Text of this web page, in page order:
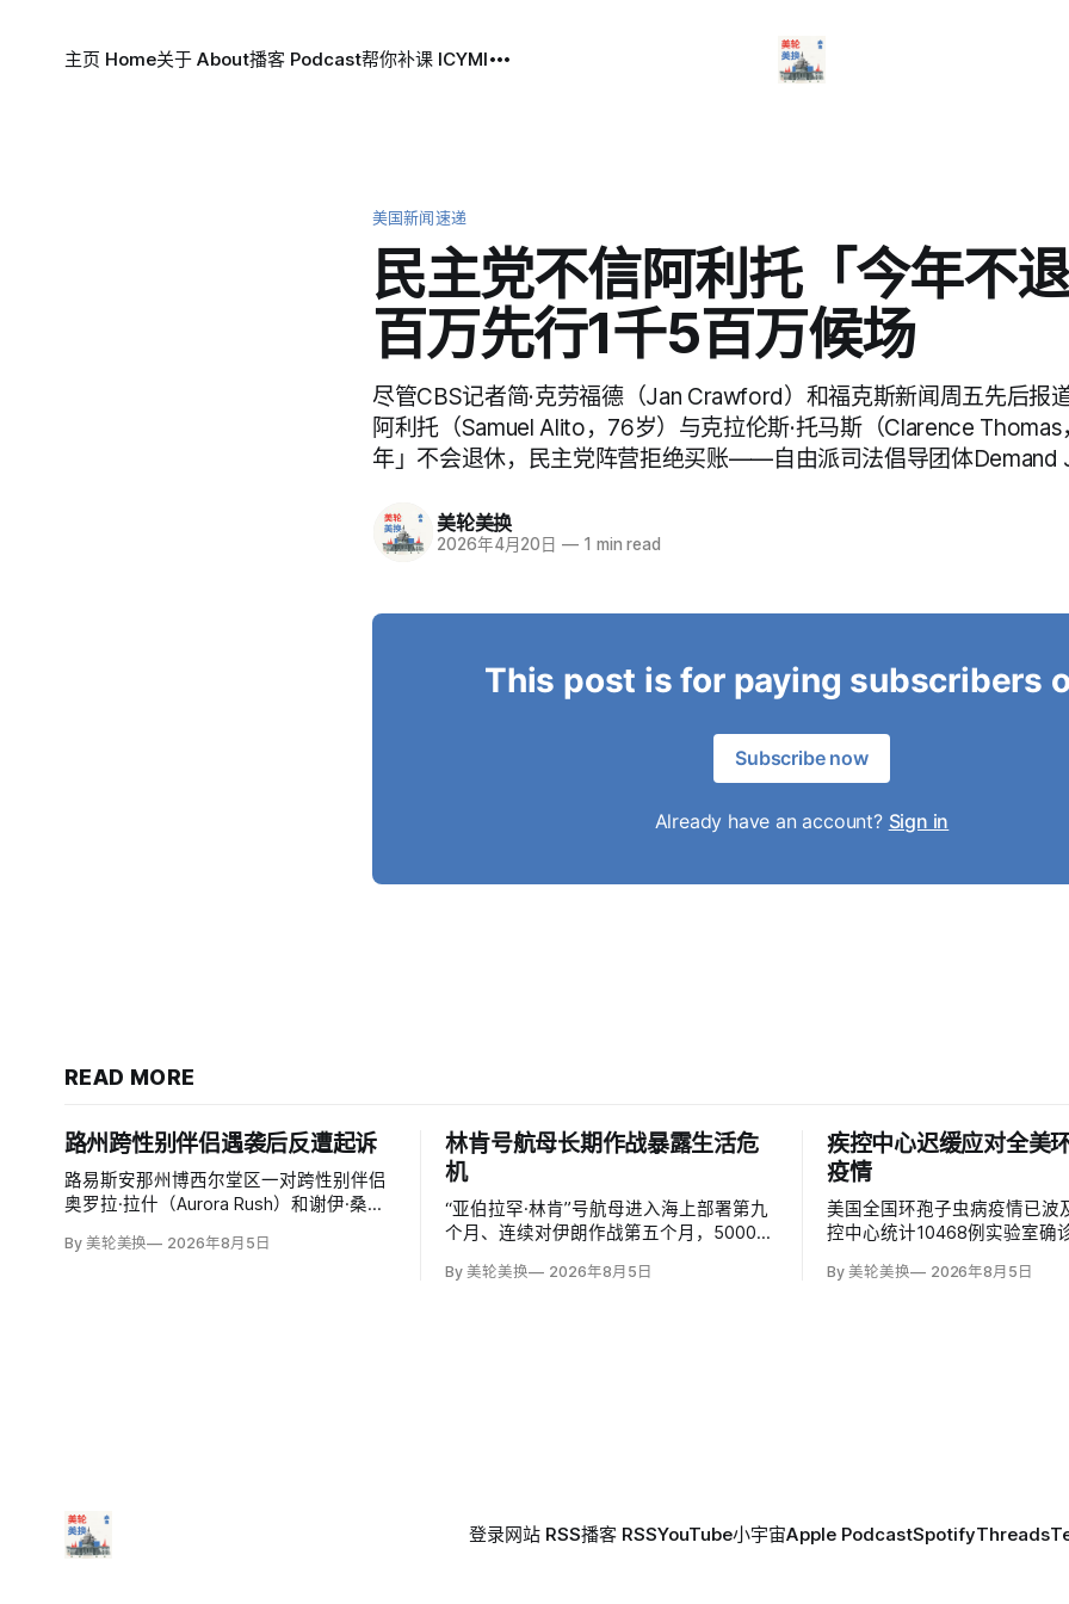
主页 Home关于 About播客 Podcast帮你补课 ICYMI
美国新闻速递
民主党不信阿利托「今年不
百万先行1千5百万候场
尽管CBS记者简·克劳福德（Jan Crawford）和福克斯新闻周五先后报
阿利托（Samuel Alito，76岁）与克拉伦斯·托马斯（Clarence
年」不会退休，民主党阵营拒绝买账——自由派司法倡导团体
美轮美换
2026年4月20日 — 1 min read
This post is for paying subscribers
Subscribe now
Already have an account? Sign in
READ MORE
路州跨性别伴侣遇袭后反遭起诉
路易斯安那州博西尔堂区一对跨性别伴侣
奥罗拉·拉什（Aurora Rush）和谢伊·桑德
公园使用公共女厕后遭一群人围殴；桑德
By 美轮美换 2026年8月5日
林肯号航母长期作战暴露生活危
机
“亚伯拉罕·林肯”号航母进入海上部署第九
个月、连续对伊朗作战第五个月，5000多
劳、补给不足和恶劣生活条件正增加致命
By 美轮美换 2026年8月5日
疾控中心迟缓应对全美
疫情
美国全国环孢子虫病疫情已波
控中心统计10468例实验室确
500多人住院，密歇根州两名
By 美轮美换 2026年8月5日
登录网站 RSS播客 RSSYouTube小宇宙Apple PodcastSpotifyThreads